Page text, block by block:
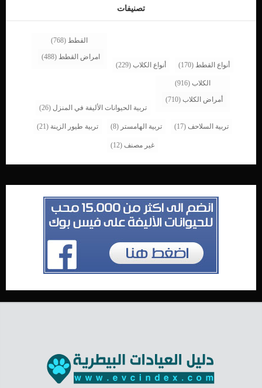
الأمراض كلما ساعد ذلك على نجاح العملية […]
تصنيفات
أنواع القطط (170) أنواع الكلاب (229)
القطط (768)
امراض القطط (488)
الكلاب (916)
أمراض الكلاب (710)
تربية الحيوانات الأليفة في المنزل (26)
تربية السلاحف (17) تربية الهامستر (8) تربية طيور الزينة (21)
غير مصنف (12)